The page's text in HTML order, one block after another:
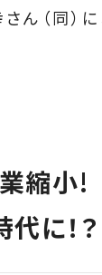
ん（同）
縮小!
に！？